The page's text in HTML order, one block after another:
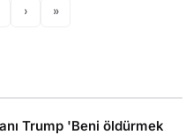
› »
Trump 'Beni öldürmek